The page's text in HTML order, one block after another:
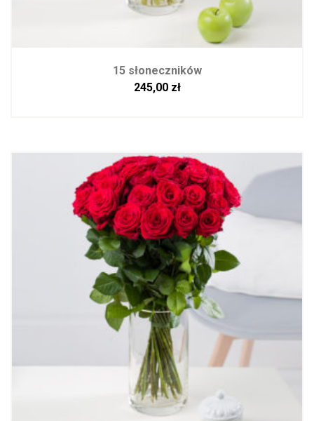
15 słoneczników
245,00 zł